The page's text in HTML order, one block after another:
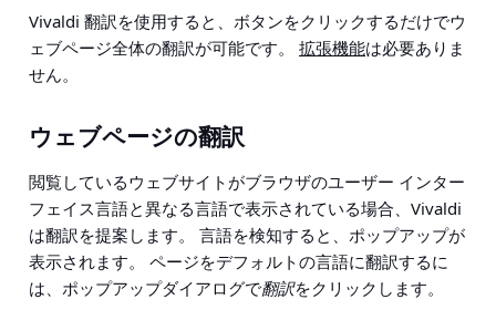
Vivaldi 翻訳を使用すると、ボタンをクリックするだけでウ
ェブページ全体の翻訳が可能です。 拡張機能は必要ありま
せん。
ウェブページの翻訳
閲覧しているウェブサイトがブラウザのユーザー インター
フェイス言語と異なる言語で表示されている場合、Vivaldi
は翻訳を提案します。 言語を検知すると、ポップアップが
表示されます。 ページをデフォルトの言語に翻訳するに
は、ポップアップダイアログで翻訳をクリックします。